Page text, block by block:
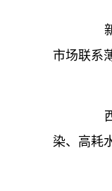
新
市场联系
西
染、高耗